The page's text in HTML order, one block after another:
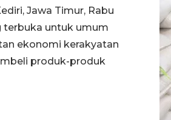
Jawa Timur, Rabu
terbuka untuk umum
ekonomi kerakyatan
produk-produk